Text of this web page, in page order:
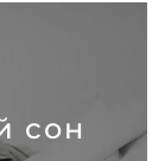
сон